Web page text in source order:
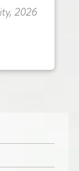
2026